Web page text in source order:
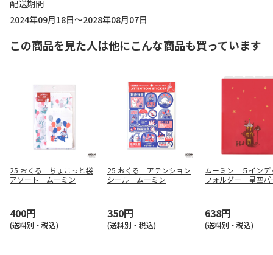
配送期間
2024年09月18日～2028年08月07日
この商品を見た人は他にこんな商品も買っています
25 おくる ちょこっと袋
アソート ムーミン
400円
(送料別・税込)
25 おくる アテンション
シール ムーミン
350円
(送料別・税込)
ムーミン ５インデ
フォルダー 星空パ
638円
(送料別・税込)